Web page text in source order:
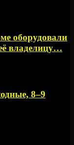
оборудовали
владелицу…
8–9